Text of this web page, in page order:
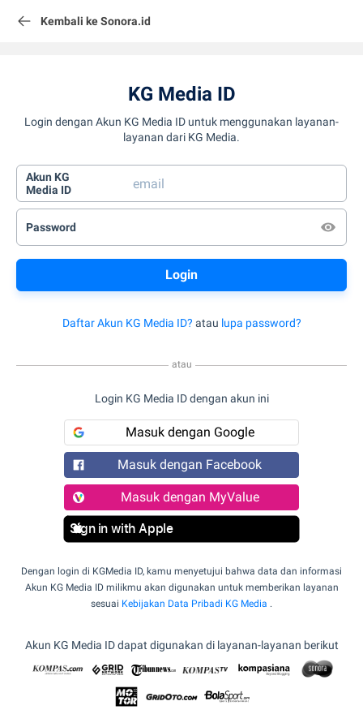
Kembali ke Sonora.id
KG Media ID
Login dengan Akun KG Media ID untuk menggunakan layanan-
layanan dari KG Media.
Akun KG
Media ID
Password
Daftar Akun KG Media ID? atau lupa password?
atau
Login KG Media ID dengan akun ini
Masuk dengan Google
Masuk dengan Facebook
Masuk dengan MyValue
Sign in with Apple
Dengan login di KGMedia ID, kamu menyetujui bahwa data dan informasi
Akun KG Media ID milikmu akan digunakan untuk memberikan layanan
sesuai Kebijakan Data Pribadi KG Media .
Akun KG Media ID dapat digunakan di layanan-layanan berikut